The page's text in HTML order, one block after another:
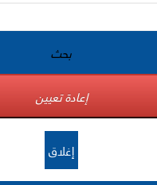
بحث
إعادة تعيين
إغلاق